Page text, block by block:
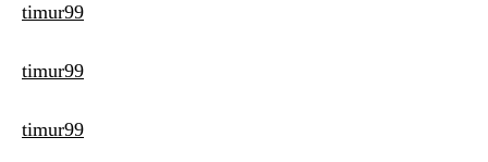
timur99
timur99
timur99